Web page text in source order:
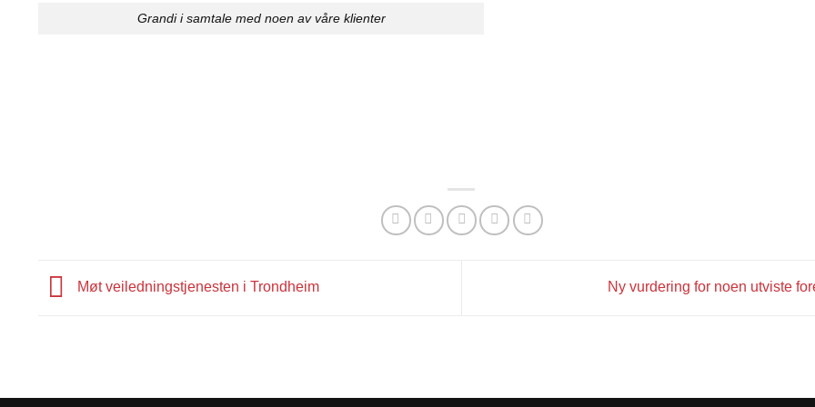
Grandi i samtale med noen av våre klienter
Møt veiledningstjenesten i Trondheim Ny vurdering for noen utviste